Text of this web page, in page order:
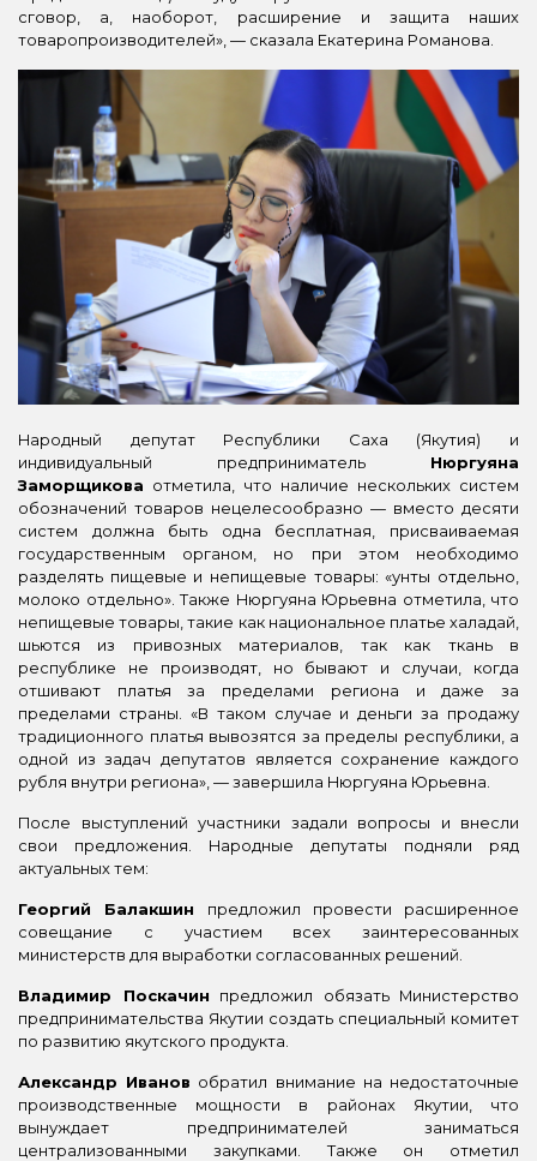
сговор, а, наоборот, расширение и защита наших
товаропроизводителей»,— сказала Екатерина Романова.
Народный депутат Республики Саха (Якутия) и
индивидуальный предприниматель Нюргуяна
Заморщикова отметила, что наличие нескольких систем
обозначений товаров нецелесообразно — вместо десяти
систем должна быть одна бесплатная, присваиваемая
государственным органом, но при этом необходимо
разделять пищевые и непищевые товары: «унты отдельно,
молоко отдельно». Также Нюргуяна Юрьевна отметила, что
непищевые товары, такие как национальное платье халадай,
шьются из привозных материалов, так как ткань в
республике не производят, но бывают и случаи, когда
отшивают платья за пределами региона и даже за
пределами страны. «В таком случае и деньги за продажу
традиционного платья вывозятся за пределы республики, а
одной из задач депутатов является сохранение каждого
рубля внутри региона» —завершила Нюргуяна Юрьевна.
После выступлений участники задали вопросы и внесли
свои предложения. Народные депутаты подняли ряд
актуальных тем:
Георгий Балакшин предложил провести расширенное
совещание с участием всех заинтересованных
министерств для выработки согласованных решений.
Владимир Поскачин предложил обязать Министерство
предпринимательства Якутии создать специальный комитет
по развитию якутского продукта.
Александр Иванов обратил внимание на недостаточные
производственные мощности в районах Якутии, что
вынуждает предпринимателей заниматься
централизованными закупками. Также он отметил